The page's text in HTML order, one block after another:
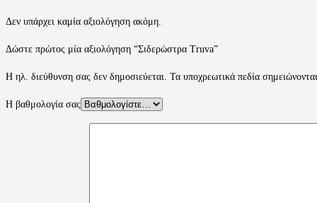
Δεν υπάρχει καμία αξιολόγηση ακόμη.
Δώστε πρώτος μία αξιολόγηση “Σιδερώστρα Truva”
Η ηλ. διεύθυνση σας δεν δημοσιεύεται. Τα υποχρεωτικά πεδία
Η βαθμολογία σας